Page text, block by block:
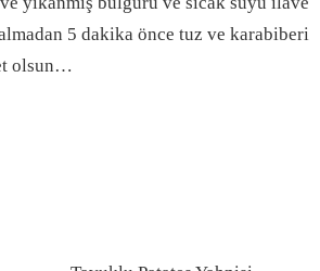
5 dakika önce tuz ve karabiberi
olsun…